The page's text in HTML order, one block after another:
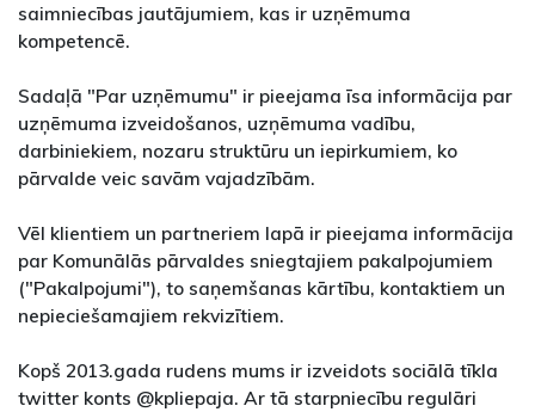
saimniecības jautājumiem, kas ir uzņēmuma
kompetencē.
Sadaļā "Par uzņēmumu" ir pieejama īsa informācija par
uzņēmuma izveidošanos, uzņēmuma vadību,
darbiniekiem, nozaru struktūru un iepirkumiem, ko
pārvalde veic savām vajadzībām.
Vēl klientiem un partneriem lapā ir pieejama informācija
par Komunālās pārvaldes sniegtajiem pakalpojumiem
("Pakalpojumi"), to saņemšanas kārtību, kontaktiem un
nepieciešamajiem rekvizītiem.
Kopš 2013.gada rudens mums ir izveidots sociālā tīkla
twitter konts @kpliepaja. Ar tā starpniecību regulāri